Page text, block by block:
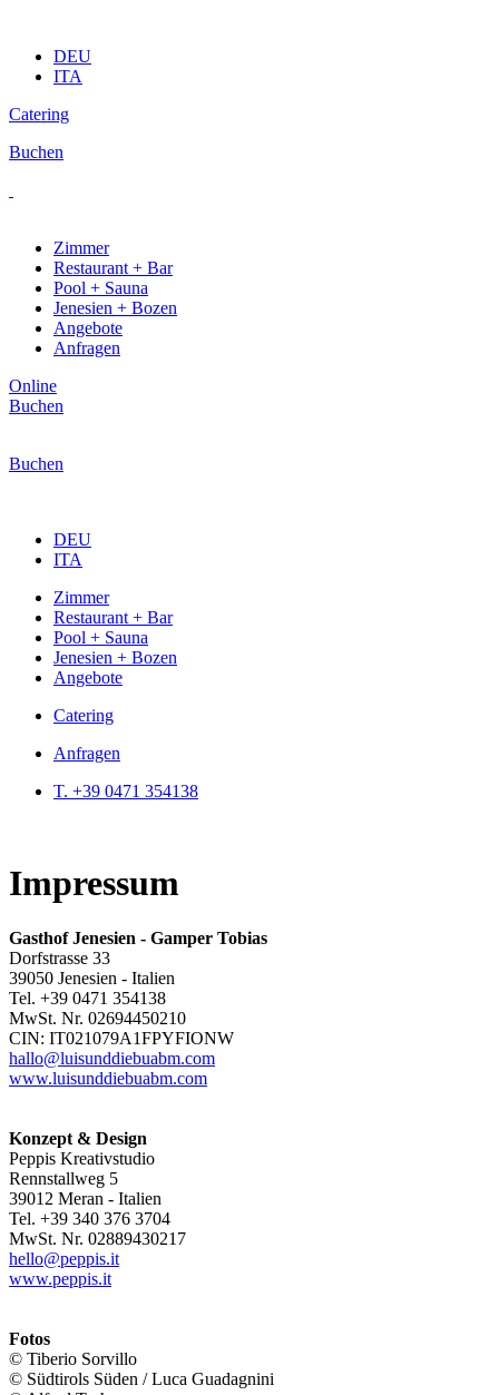
DEU
ITA
Catering
Buchen
Zimmer
Restaurant + Bar
Pool + Sauna
Jenesien + Bozen
Angebote
Anfragen
Online
Buchen
Buchen
DEU
ITA
Zimmer
Restaurant + Bar
Pool + Sauna
Jenesien + Bozen
Angebote
Catering
Anfragen
T. +39 0471 354138
Impressum
Gasthof Jenesien - Gamper Tobias
Dorfstrasse 33
39050 Jenesien - Italien
Tel. +39 0471 354138
MwSt. Nr. 02694450210
CIN: IT021079A1FPYFIONW
hallo@luisunddiebuabm.com
www.luisunddiebuabm.com
Konzept & Design
Peppis Kreativstudio
Rennstallweg 5
39012 Meran - Italien
Tel. +39 340 376 3704
MwSt. Nr. 02889430217
hello@peppis.it
www.peppis.it
Fotos
© Tiberio Sorvillo
© Südtirols Süden / Luca Guadagnini